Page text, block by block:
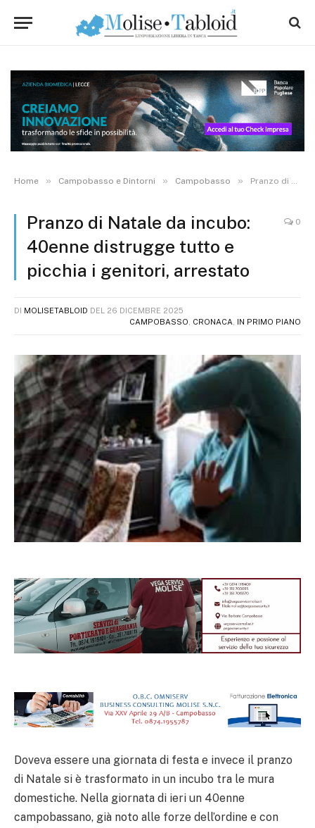
Home » Campobasso e Dintorni » Campobasso » Pranzo di Natale da incubo: 40enne distrugge tutto e picchia i genitori, arrestato
Pranzo di Natale da incubo:
40enne distrugge tutto e
picchia i genitori, arrestato
0
DI MOLISETABLOID DEL 26 DICEMBRE 2025
CAMPOBASSO
CRONACA IN PRIMO PIANO
Doveva essere una giornata di festa e invece il pranzo
di Natale si è trasformato in un incubo tra le mura
domestiche. Nella giornata di ieri un 40enne
campobassano, già noto alle forze dell’ordine e con